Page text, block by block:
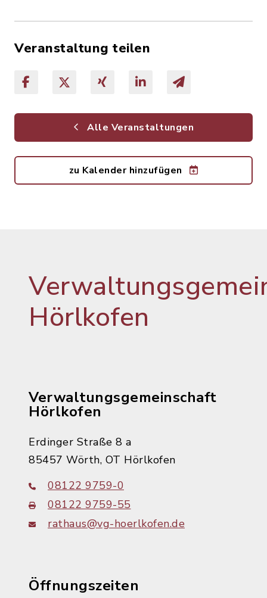
Veranstaltung teilen
Alle Veranstaltungen
zu Kalender hinzufügen
Hörlkofen
Verwaltungsgemeinschaft
Hörlkofen
Erdinger Straße 8 a
85457 Wörth, OT Hörlkofen
08122 9759-0
08122 9759-55
rathaus@vg-hoerlkofen.de
Öffnungszeiten